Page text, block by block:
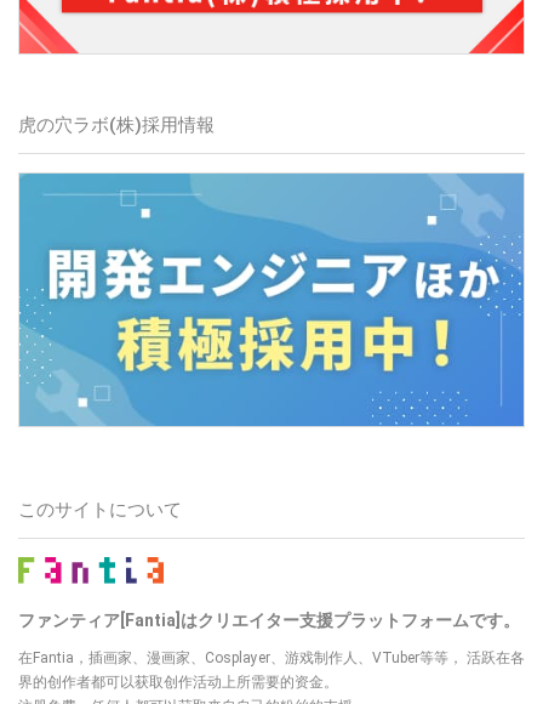
虎の穴ラボ(株)採用情報
このサイトについて
ファンティア[Fantia]はクリエイター支援プラットフォームです。
在Fantia，插画家、漫画家、Cosplayer、游戏制作人、VTuber等等， 活跃在各
界的创作者都可以获取创作活动上所需要的资金。